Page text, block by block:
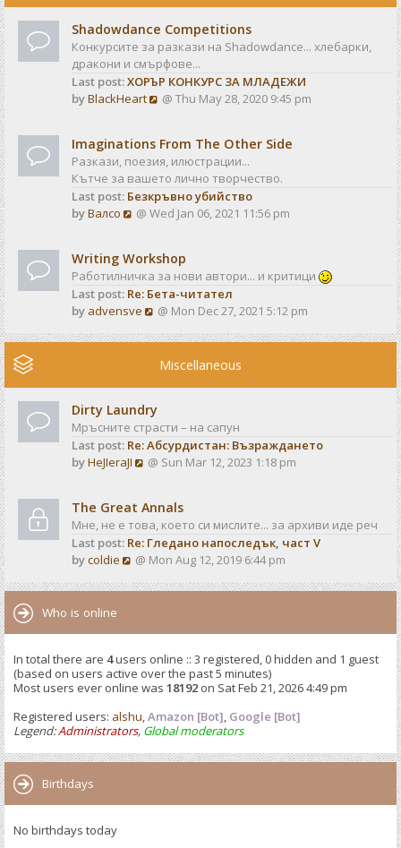
o
s
t
e
l
a
t
e
p
o
s
t
Shadowdance Competitions
Конкурсите за разкази на Shadowdance... хлебарки,
дракони и смърфове...
Last post:ХОРЪР КОНКУРС ЗА МЛАДЕЖИ
byBlackHeart
V
w
t
h
e
l
e
s
t
p
o
t
@ Thu May 28, 2020 9:45 pm
Imaginations From The Other Side
Разкази, поезия, илюстрации...
Кътче за вашето лично творчество.
Last post: Безкръвно убийство
byВалсо
V
w
t
h
e
l
t
p
o
s
@ Wed Jan 06, 2021 11:56 pm
Writing Workshop
Работилничка за нови автори... и критици
Last post: Re: Бета-читател
by advensve
V
e
w
e
l
a
t
t
p
o
s
t
@ Mon Dec 27, 2021 5:12 pm
Miscellaneous
Dirty Laundry
Мръсните страсти – на сапун
Last post: Re: Абсурдистан: Възраждането
byHeJIeraJI
V
w
t
h
e
e
t
p
s
t
@ Sun Mar 12, 2023 1:18 pm
The Great Annals
Мне, не е това, което си мислите... за архиви иде реч
Last post: Re: Гледано напоследък, част V
bycoldie
V
e
e
l
a
t
e
t
@ Mon Aug 12, 2019 6:44 pm
Who is online
In total there are 4users online :: 3 registered, 0 hidden and 1 guest
(based on users active over the past 5 minutes)
Most users ever online was 18192 on Sat Feb 21, 2026 4:49 pm
Registered users: alshu,Amazon [Bot], Google [Bot]
Legend:Administrators, Global moderators
Birthdays
No birthdays today